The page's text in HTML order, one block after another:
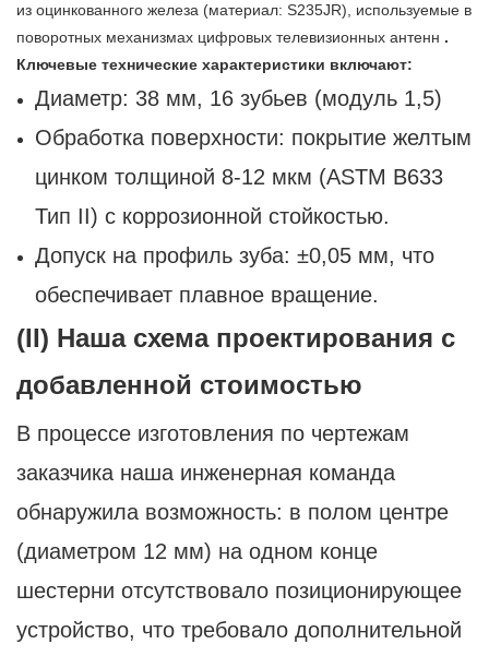
из оцинкованного железа (материал: S235JR), используемые в
поворотных механизмах цифровых телевизионных антенн .
Ключевые технические характеристики включают:
Диаметр: 38 мм, 16 зубьев (модуль 1,5)
Обработка поверхности: покрытие желтым
цинком толщиной 8-12 мкм (ASTM B633
Тип II) с коррозионной стойкостью.
Допуск на профиль зуба: ±0,05 мм, что
обеспечивает плавное вращение.
(II) Наша схема проектирования с
добавленной стоимостью
В процессе изготовления по чертежам
заказчика наша инженерная команда
обнаружила возможность: в полом центре
(диаметром 12 мм) на одном конце
шестерни отсутствовало позиционирующее
устройство, что требовало дополнительной